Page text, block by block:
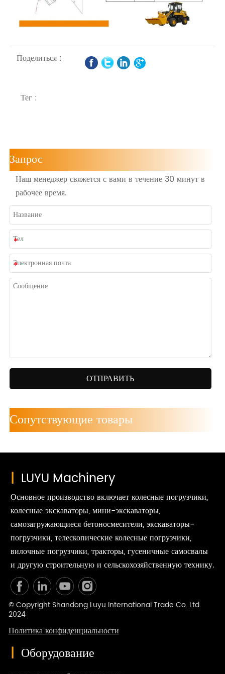
Поделиться :
Тег :
Запрос
Наш менеджер свяжется с вами в течение 30 минут в
рабочее время.
ОТПРАВИТЬ
Сопутствующие товары
| LUYU Machinery
Основное производство включает колесные погрузчики,
колесные экскаваторы, мини-экскаваторы,
самозагружающиеся бетоносмесители, экскаваторы-
погрузчики, телескопические колесные погрузчики,
вилочные погрузчики, тракторы, гусеничные самосвалы
и другую строительную и сельскохозяйственную технику.
© Copyright Shandong Luyu International Trade Co. Ltd.
2024
Политика конфиденциальности
| Оборудование